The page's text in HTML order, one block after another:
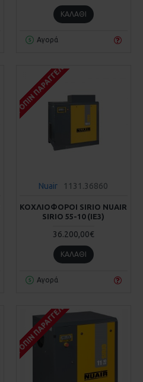
ΚΑΛΆΘΙ
Αγορά
ΚΑΤΌΠΙΝ ΠΑΡΑΓΓΕΛΊΑΣ
Nuair 1131.36860
ΚΟΧΛΙΟΦΟΡΟΙ SIRIO NUAIR
SIRIO 55-10 (IE3)
36.200,00€
ΚΑΛΆΘΙ
Αγορά
ΚΑΤΌΠΙΝ ΠΑΡΑΓΓΕΛΊΑΣ